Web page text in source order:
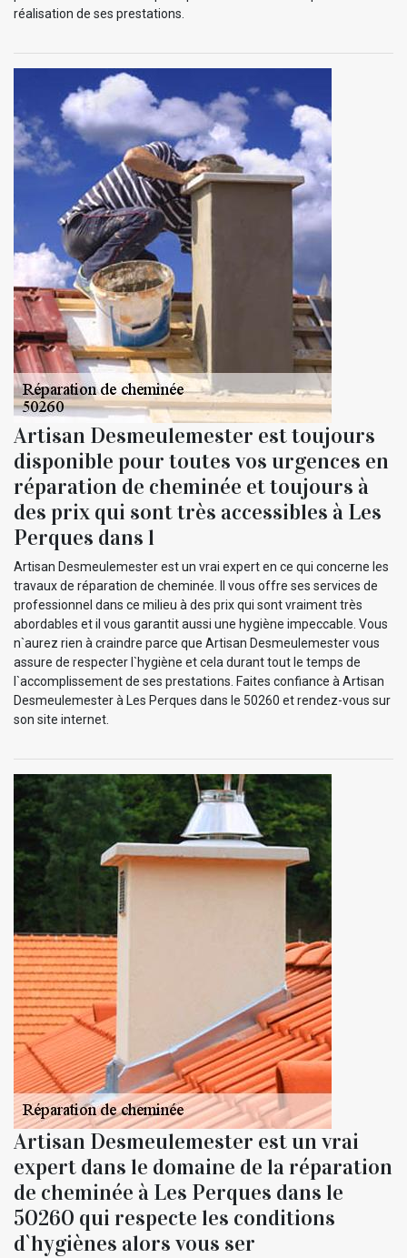
réalisation de ses prestations.
Artisan Desmeulemester est toujours
disponible pour toutes vos urgences en
réparation de cheminée et toujours à
des prix qui sont très accessibles à Les
Perques dans l
Artisan Desmeulemester est un vrai expert en ce qui concerne les
travaux de réparation de cheminée. Il vous offre ses services de
professionnel dans ce milieu à des prix qui sont vraiment très
abordables et il vous garantit aussi une hygiène impeccable. Vous
n`aurez rien à craindre parce que Artisan Desmeulemester vous
assure de respecter l`hygiène et cela durant tout le temps de
l`accomplissement de ses prestations. Faites confiance à Artisan
Desmeulemester à Les Perques dans le 50260 et rendez-vous sur
son site internet.
Artisan Desmeulemester est un vrai
expert dans le domaine de la réparation
de cheminée à Les Perques dans le
50260 qui respecte les conditions
d`hygiènes alors vous ser